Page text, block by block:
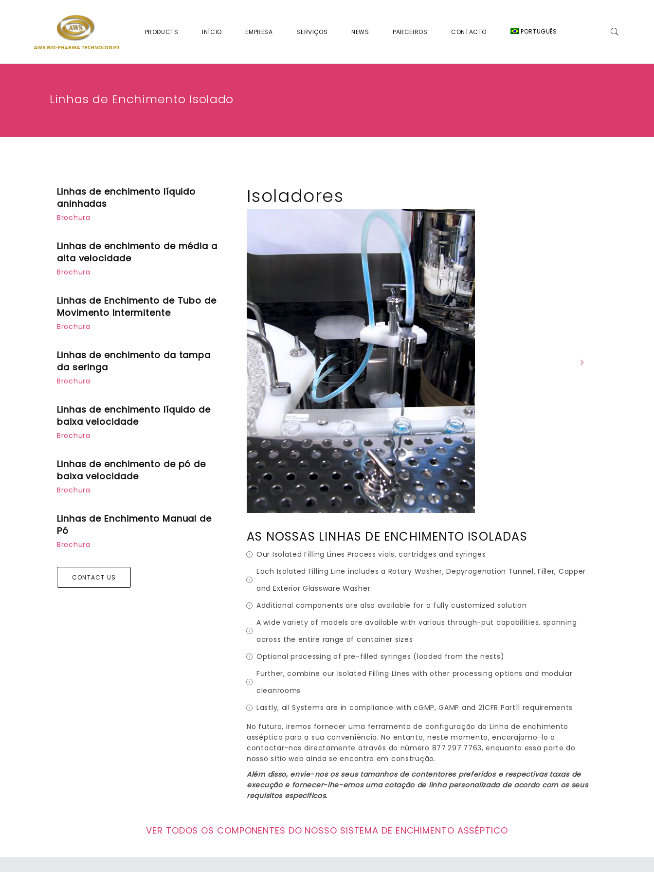
PRODUCTS INÍCIO EMPRESA SERVIÇOS NEWS PARCEIROS CONTACTO PORTUGUÊS
Linhas de Enchimento Isolado
Linhas de enchimento líquido
aninhadas
Brochura
Linhas de enchimento de média a
alta velocidade
Brochura
Linhas de Enchimento de Tubo de
Movimento Intermitente
Brochura
Linhas de enchimento da tampa
da seringa
Brochura
Linhas de enchimento líquido de
baixa velocidade
Brochura
Linhas de enchimento de pó de
baixa velocidade
Brochura
Linhas de Enchimento Manual de
Pó
Brochura
CONTACT US
Isoladores
AS NOSSAS LINHAS DE ENCHIMENTO ISOLADAS
Our Isolated Filling Lines Process vials, cartridges and syringes
Each Isolated Filling Line includes a Rotary Washer, Depyrogenation Tunnel, Filler, Capper
and Exterior Glassware Washer
Additional components are also available for a fully customized solution
A wide variety of models are available with various through-put capabilities, spanning
across the entire range of container sizes
Optional processing of pre-filled syringes (loaded from the nests)
Further, combine our Isolated Filling Lines with other processing options and modular
cleanrooms
Lastly, all Systems are in compliance with cGMP, GAMP and 21CFR Part11 requirements
No futuro, iremos fornecer uma ferramenta de configuração da Linha de enchimento
asséptico para a sua conveniência. No entanto, neste momento, encorajamo-lo a
contactar-nos directamente através do número 877.297.7763, enquanto essa parte do
nosso sítio web ainda se encontra em construção.
Além disso, envie-nos os seus tamanhos de contentores preferidos e respectivas taxas de
execução e fornecer-lhe-emos uma cotação de linha personalizada de acordo com os seus
requisitos específicos.
VER TODOS OS COMPONENTES DO NOSSO SISTEMA DE ENCHIMENTO ASSÉPTICO